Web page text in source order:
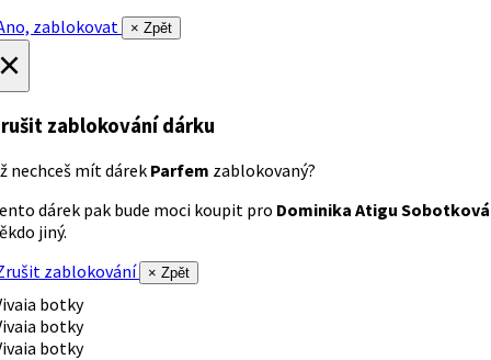
zablokovat
× Zpět
zablokování dárku
nechceš mít dárek Parfem zablokovaný?
dárek pak bude moci koupit pro Dominika Atigu Sobotková
jiný.
zablokování
× Zpět